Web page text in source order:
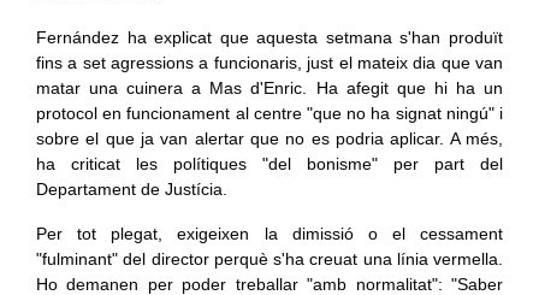
Fernández ha explicat que aquesta setmana s'han produït
fins a set agressions a funcionaris, just el mateix dia que van
matar una cuinera a Mas d'Enric. Ha afegit que hi ha un
protocol en funcionament al centre "que no ha signat ningú" i
sobre el que ja van alertar que no es podria aplicar. A més,
ha criticat les polítiques "del bonisme" per part del
Departament de Justícia.
Per tot plegat, exigeixen la dimissió o el cessament
"fulminant" del director perquè s'ha creuat una línia vermella.
Ho demanen per poder treballar "amb normalitat": "Saber